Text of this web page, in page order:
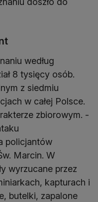
według
8 tysięcy osób.
z siedmiu
w całej Polsce.
zbiorowym. -
policjantów
Marcin. W
wyrzucane przez
kapturach i
butelki, zapalone